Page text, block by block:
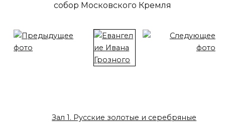
собор Московского Кремля
Зал 1. Русские золотые и серебряные